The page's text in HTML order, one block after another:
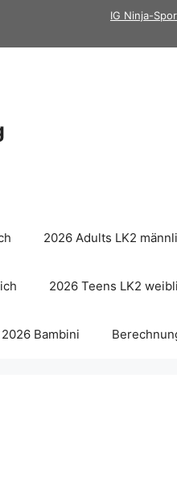
IG Ninja-
2026 Adults LK2
2026 Teens LK2
2026 Bambini